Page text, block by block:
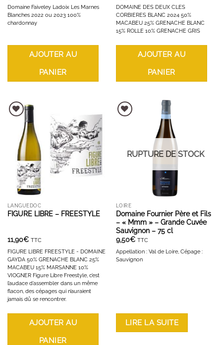
Domaine Faiveley Ladoix Les Marnes
Blanches 2022 ou 2023 100%
chardonnay
AJOUTER AU
PANIER
DOMAINE DES DEUX CLES
CORBIERES BLANC 2024 50%
MACABEU 25% GRENACHE BLANC
15% ROLLE 10% GRENACHE GRIS
AJOUTER AU
PANIER
AJOUTER À LA LISTE D'ENVIES
LANGUEDOC
FIGURE LIBRE – FREESTYLE
11,90€ TTC
FIGURE LIBRE FREESTYLE - DOMAINE
GAYDA 50% GRENACHE BLANC 25%
MACABEU 15% MARSANNE 10%
VIOGNER Figure Libre Freestyle, c’est
l’audace d’assembler dans un même
flacon, des cépages qui n’auraient
jamais dû se rencontrer.
AJOUTER AU
PANIER
AJOUTER À LA LISTE D'ENVIES
RUPTURE DE STOCK
LOIRE
Domaine Fournier Père et Fils
– « Mmm » – Grande Cuvée
Sauvignon – 75 cl
9,50€ TTC
Appellation : Val de Loire, Cépage :
Sauvignon
LIRE LA SUITE